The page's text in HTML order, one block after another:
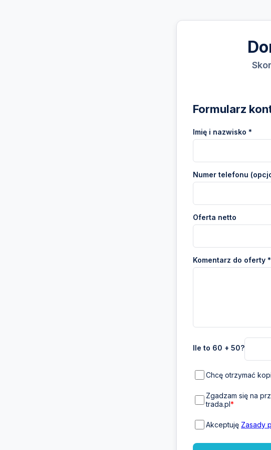
Formularz
Imię i nazwisko *
Numer telefonu
Oferta netto
Komentarz do oferty *
Ile to 60 + 50?
Chcę otrzymać
Zgadzam się na
trada.pl*
Akceptuję Zasady